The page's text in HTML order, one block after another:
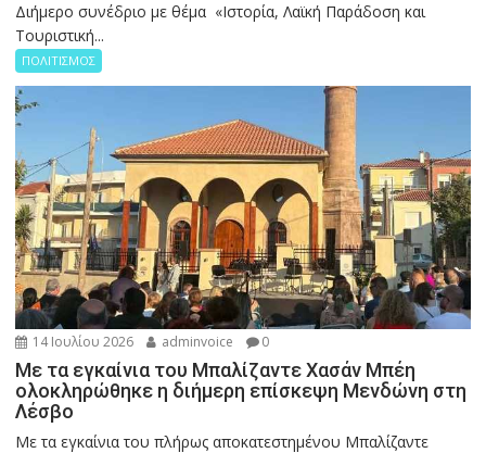
Διήμερο συνέδριο με θέμα «Ιστορία, Λαϊκή Παράδοση και
Τουριστική...
ΠΟΛΙΤΙΣΜΟΣ
14 Ιουλίου 2026 adminvoice 0
Με τα εγκαίνια του Μπαλίζαντε Χασάν Μπέη
ολοκληρώθηκε η διήμερη επίσκεψη Μενδώνη στη
Λέσβο
Με τα εγκαίνια του πλήρως αποκατεστημένου Μπαλίζαντε